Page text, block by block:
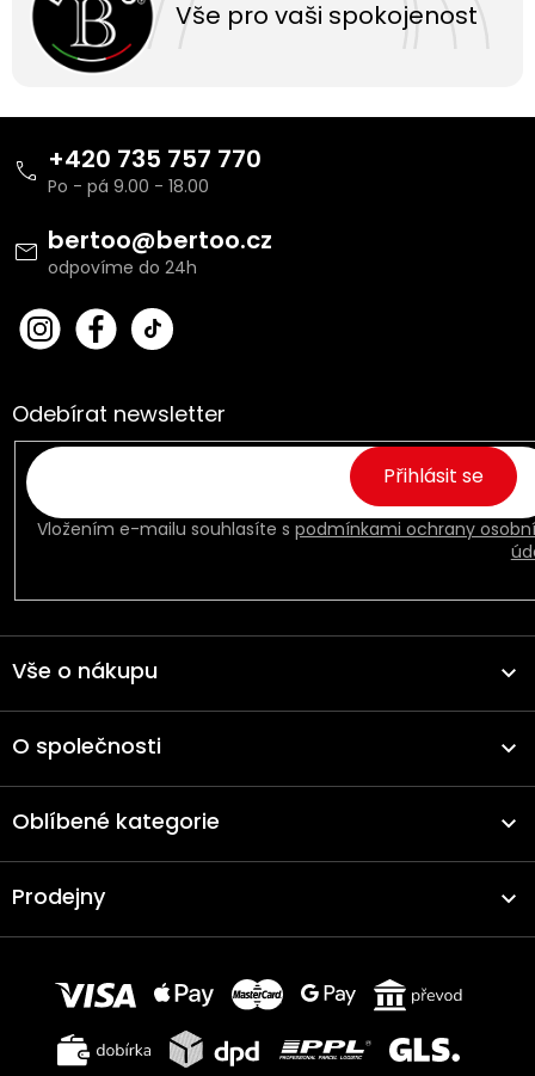
Vše pro vaši spokojenost
Z
bertoo@bertoo.cz
+420 735 757 770
bert
oo_
Fac
ebo
Odebírat newsletter
Vložením e-mailu souhlasíte s podmínkami ochrany
Přihlásit se
Vše o nákupu
O společnosti
Oblíbené kategorie
Prodejny